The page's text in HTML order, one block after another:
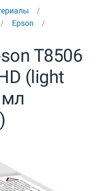
Epson
T8506
(light